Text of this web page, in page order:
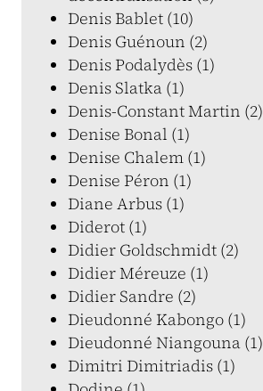
Denis Bablet (10)
Denis Guénoun (2)
Denis Podalydès (1)
Denis Slatka (1)
Denis-Constant Martin (2)
Denise Bonal (1)
Denise Chalem (1)
Denise Péron (1)
Diane Arbus (1)
Diderot (1)
Didier Goldschmidt (2)
Didier Méreuze (1)
Didier Sandre (2)
Dieudonné Kabongo (1)
Dieudonné Niangouna (1)
Dimitri Dimitriadis (1)